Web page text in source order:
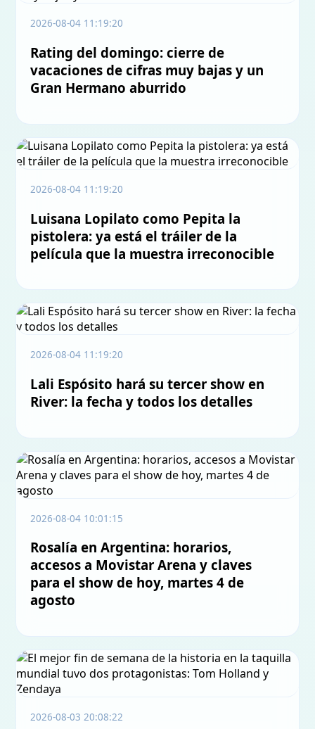
2026-08-04 11:19:20
Rating del domingo: cierre de
vacaciones de cifras muy bajas y un
Gran Hermano aburrido
2026-08-04 11:19:20
Luisana Lopilato como Pepita la
pistolera: ya está el tráiler de la
película que la muestra irreconocible
2026-08-04 11:19:20
Lali Espósito hará su tercer show en
River: la fecha y todos los detalles
2026-08-04 10:01:15
Rosalía en Argentina: horarios,
accesos a Movistar Arena y claves
para el show de hoy, martes 4 de
agosto
2026-08-03 20:08:22